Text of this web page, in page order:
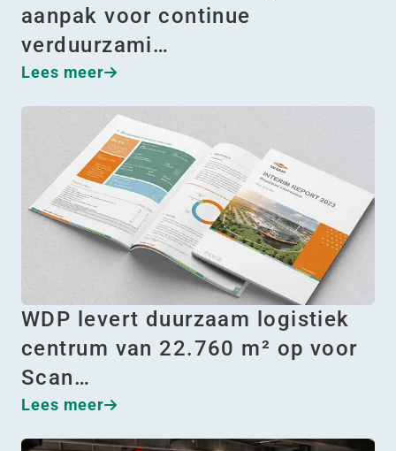
aanpak voor continue
verduurzami…
Lees meer
WDP levert duurzaam logistiek
centrum van 22.760 m² op voor
Scan…
Lees meer